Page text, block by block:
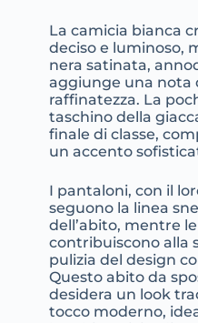
La camicia bianca
deciso e luminoso,
nera satinata,
aggiunge una nota
raffinatezza. La
taschino della
finale di classe,
un accento
I pantaloni, con il
seguono la linea
dell’abito, mentre
contribuiscono alla
pulizia del design
Questo abito da
desidera un look
tocco moderno,